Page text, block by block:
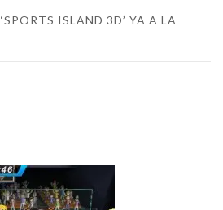
‘SPORTS ISLAND 3D’ YA A LA